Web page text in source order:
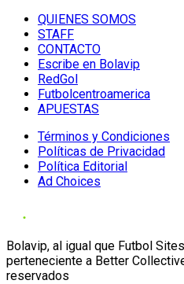
QUIENES SOMOS
STAFF
CONTACTO
Escribe en Bolavip
RedGol
Futbolcentroamerica
APUESTAS
Términos y Condiciones
Políticas de Privacidad
Política Editorial
Ad Choices
Bolavip, al igual que Futbol
perteneciente a Better
reservados